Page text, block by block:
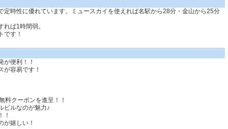
時性に優れています。ミュースカイを使えれば名駅から28分・金山から25分
ば1時間弱。
です！
が便利！！
が容易です！
料クーポンを進呈！！
ビルなのが魅力♪
！
が嬉しい！